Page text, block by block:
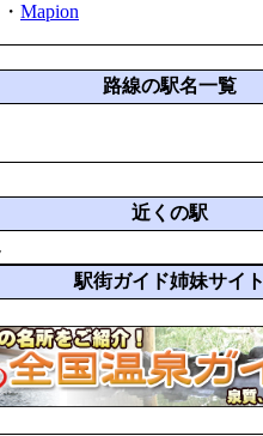
Mapion
路線の駅名一覧
近くの駅
駅街ガイド姉妹サイト